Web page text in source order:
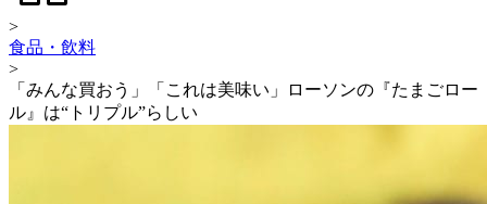
>
食品・飲料
>
「みんな買おう」「これは美味い」ローソンの『たまごロー
ル』は“トリプル”らしい